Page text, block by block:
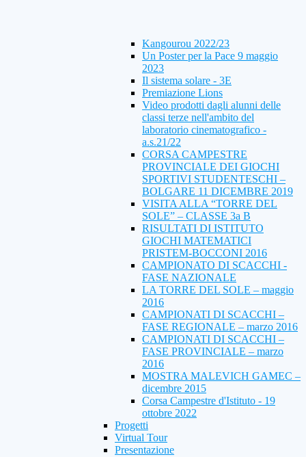
Kangourou 2022/23
Un Poster per la Pace 9 maggio
2023
Il sistema solare - 3E
Premiazione Lions
Video prodotti dagli alunni delle
classi terze nell'ambito del
laboratorio cinematografico -
a.s.21/22
CORSA CAMPESTRE
PROVINCIALE DEI GIOCHI
SPORTIVI STUDENTESCHI –
BOLGARE 11 DICEMBRE 2019
VISITA ALLA “TORRE DEL
SOLE” – CLASSE 3a B
RISULTATI DI ISTITUTO
GIOCHI MATEMATICI
PRISTEM-BOCCONI 2016
CAMPIONATO DI SCACCHI -
FASE NAZIONALE
LA TORRE DEL SOLE – maggio
2016
CAMPIONATI DI SCACCHI –
FASE REGIONALE – marzo 2016
CAMPIONATI DI SCACCHI –
FASE PROVINCIALE – marzo
2016
MOSTRA MALEVICH GAMEC –
dicembre 2015
Corsa Campestre d'Istituto - 19
ottobre 2022
Progetti
Virtual Tour
Presentazione